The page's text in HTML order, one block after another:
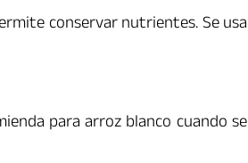
conservar nutrientes. Se usa
para arroz blanco cuando se